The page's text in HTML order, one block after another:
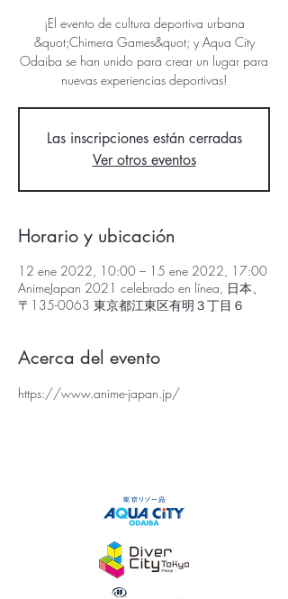
¡El evento de cultura deportiva urbana
&quot;Chimera Games&quot; y Aqua City
Odaiba se han unido para crear un lugar para
nuevas experiencias deportivas!
Las inscripciones están cerradas
Ver otros eventos
Horario y ubicación
12 ene 2022, 10:00 – 15 ene 2022, 17:00
AnimeJapan 2021 celebrado en línea, 日本、
〒135-0063 東京都江東区有明３丁目６
Acerca del evento
https://www.anime-japan.jp/